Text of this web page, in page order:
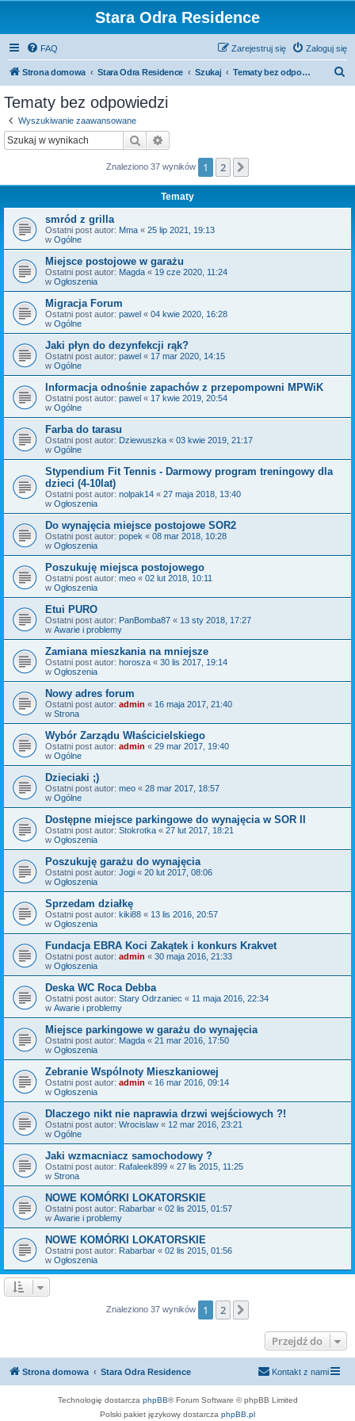
Stara Odra Residence
FAQ Zaloguj się
Zarejestruj się
Strona domowa Stara Odra Residence Szukaj Tematy bez odpowiedzi
Tematy bez odpowiedzi
Wyszukiwanie zaawansowane
Szukaj
Znaleziono 37 wyników 1 2
Tematy
smród z grilla
Ostatni post autor: Mma « 25 lip 2021, 19:13
w Ogólne
Miejsce postojowe w garażu
Ostatni post autor: Magda « 19 cze 2020, 11:24
w Ogłoszenia
Migracja Forum
Ostatni post autor: pawel « 04 kwie 2020, 16:28
w Ogólne
Jaki płyn do dezynfekcji rąk?
Ostatni post autor: pawel « 17 mar 2020, 14:15
w Ogólne
Informacja odnośnie zapachów z przepompowni MPWiK
Ostatni post autor: pawel « 17 kwie 2019, 20:54
w Ogólne
Farba do tarasu
Ostatni post autor: Dziewuszka « 03 kwie 2019, 21:17
w Ogólne
Stypendium Fit Tennis - Darmowy program treningowy dla
dzieci (4-10lat)
Ostatni post autor: nolpak14 « 27 maja 2018, 13:40
w Ogłoszenia
Do wynajęcia miejsce postojowe SOR2
Ostatni post autor: popek « 08 mar 2018, 10:28
w Ogłoszenia
Poszukuję miejsca postojowego
Ostatni post autor: meo « 02 lut 2018, 10:11
w Ogłoszenia
Etui PURO
Ostatni post autor: PanBomba87 « 13 sty 2018, 17:27
w Awarie i problemy
Zamiana mieszkania na mniejsze
Ostatni post autor: horosza « 30 lis 2017, 19:14
w Ogłoszenia
Nowy adres forum
Ostatni post autor: admin « 16 maja 2017, 21:40
w Strona
Wybór Zarządu Właścicielskiego
Ostatni post autor: admin « 29 mar 2017, 19:40
w Ogólne
Dzieciaki ;)
Ostatni post autor: meo « 28 mar 2017, 18:57
w Ogólne
Dostępne miejsce parkingowe do wynajęcia w SOR II
Ostatni post autor: Stokrotka « 27 lut 2017, 18:21
w Ogłoszenia
Poszukuję garażu do wynajęcia
Ostatni post autor: Jogi « 20 lut 2017, 08:06
w Ogłoszenia
Sprzedam działkę
Ostatni post autor: kiki88 « 13 lis 2016, 20:57
w Ogłoszenia
Fundacja EBRA Koci Zakątek i konkurs Krakvet
Ostatni post autor: admin « 30 maja 2016, 21:33
w Ogłoszenia
Deska WC Roca Debba
Ostatni post autor: Stary Odrzaniec « 11 maja 2016, 22:34
w Awarie i problemy
Miejsce parkingowe w garażu do wynajęcia
Ostatni post autor: Magda « 21 mar 2016, 17:50
w Ogłoszenia
Zebranie Wspólnoty Mieszkaniowej
Ostatni post autor: admin « 16 mar 2016, 09:14
w Ogłoszenia
Dlaczego nikt nie naprawia drzwi wejściowych ?!
Ostatni post autor: Wrocislaw « 12 mar 2016, 23:21
w Ogólne
Jaki wzmacniacz samochodowy ?
Ostatni post autor: Rafaleek899 « 27 lis 2015, 11:25
w Strona
NOWE KOMÓRKI LOKATORSKIE
Ostatni post autor: Rabarbar « 02 lis 2015, 01:57
w Awarie i problemy
NOWE KOMÓRKI LOKATORSKIE
Ostatni post autor: Rabarbar « 02 lis 2015, 01:56
w Ogłoszenia
Znaleziono 37 wyników 1 2
Przejdź do
Strona domowa Stara Odra Residence Kontakt z nami
Technologię dostarcza phpBB® Forum Software © phpBB Limited
Polski pakiet językowy dostarcza phpBB.pl